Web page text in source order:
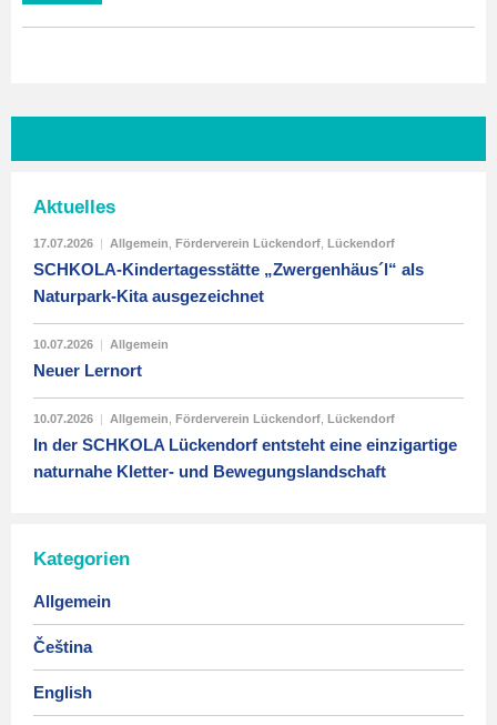
Aktuelles
17.07.2026 | Allgemein Förderverein Lückendorf Lückendorf
SCHKOLA-Kindertagesstätte „Zwergenhäus´l“ als
Naturpark-Kita ausgezeichnet
10.07.2026 | Allgemein
Neuer Lernort
10.07.2026 | Allgemein Förderverein Lückendorf Lückendorf
In der SCHKOLA Lückendorf entsteht eine einzigartige
naturnahe Kletter- und Bewegungslandschaft
Kategorien
Allgemein
Čeština
English